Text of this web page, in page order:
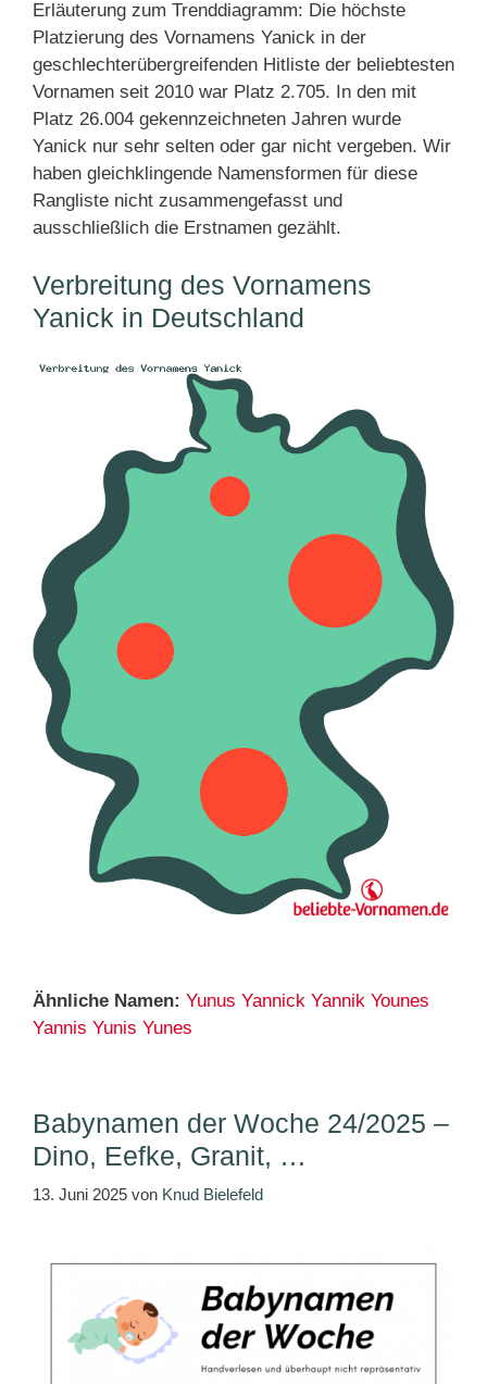
Erläuterung zum Trenddiagramm: Die höchste
Platzierung des Vornamens Yanick in der
geschlechterübergreifenden Hitliste der beliebtesten
Vornamen seit 2010 war Platz 2.705. In den mit
Platz 26.004 gekennzeichneten Jahren wurde
Yanick nur sehr selten oder gar nicht vergeben. Wir
haben gleichklingende Namensformen für diese
Rangliste nicht zusammengefasst und
ausschließlich die Erstnamen gezählt.
Verbreitung des Vornamens
Yanick in Deutschland
Ähnliche Namen: Yunus Yannick Yannik Younes
Yannis Yunis Yunes
Babynamen der Woche 24/2025 –
Dino, Eefke, Granit, …
13. Juni 2025 von Knud Bielefeld